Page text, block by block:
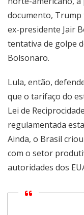
documento, Trump
ex-presidente Jair
tentativa de golpe
Bolsonaro.
Lula, então,
que o tarifaço do
Lei de
regulamentada
Ainda, o Brasil
com o setor
autoridades dos